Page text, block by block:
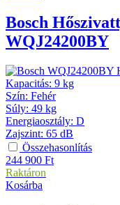
Bosch
WQJ24200BY
Kapacitás: 9 kg
Szín: Fehér
Súly: 49 kg
Energiaosztály: D
Zajszint: 65 dB
Összehasonlítás
244 900 Ft
Raktáron
Kosárba